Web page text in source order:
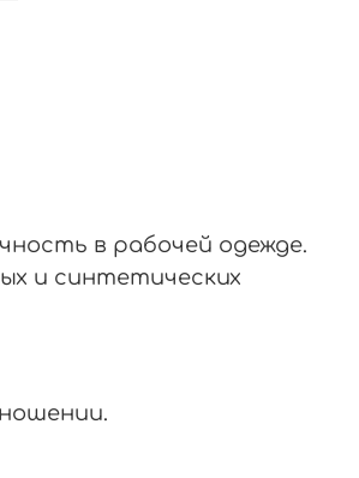
в рабочей одежде.
и синтетических